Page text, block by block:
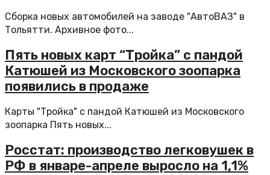
Сборка новых автомобилей на заводе "АвтоВАЗ" в
Тольятти. Архивное фото...
Пять новых карт “Тройка” с пандой
Катюшей из Московского зоопарка
появились в продаже
Карты "Тройка" с пандой Катюшей из Московского
зоопарка Пять новых...
Росстат: производство легковушек в
РФ в январе-апреле выросло на 1,1%